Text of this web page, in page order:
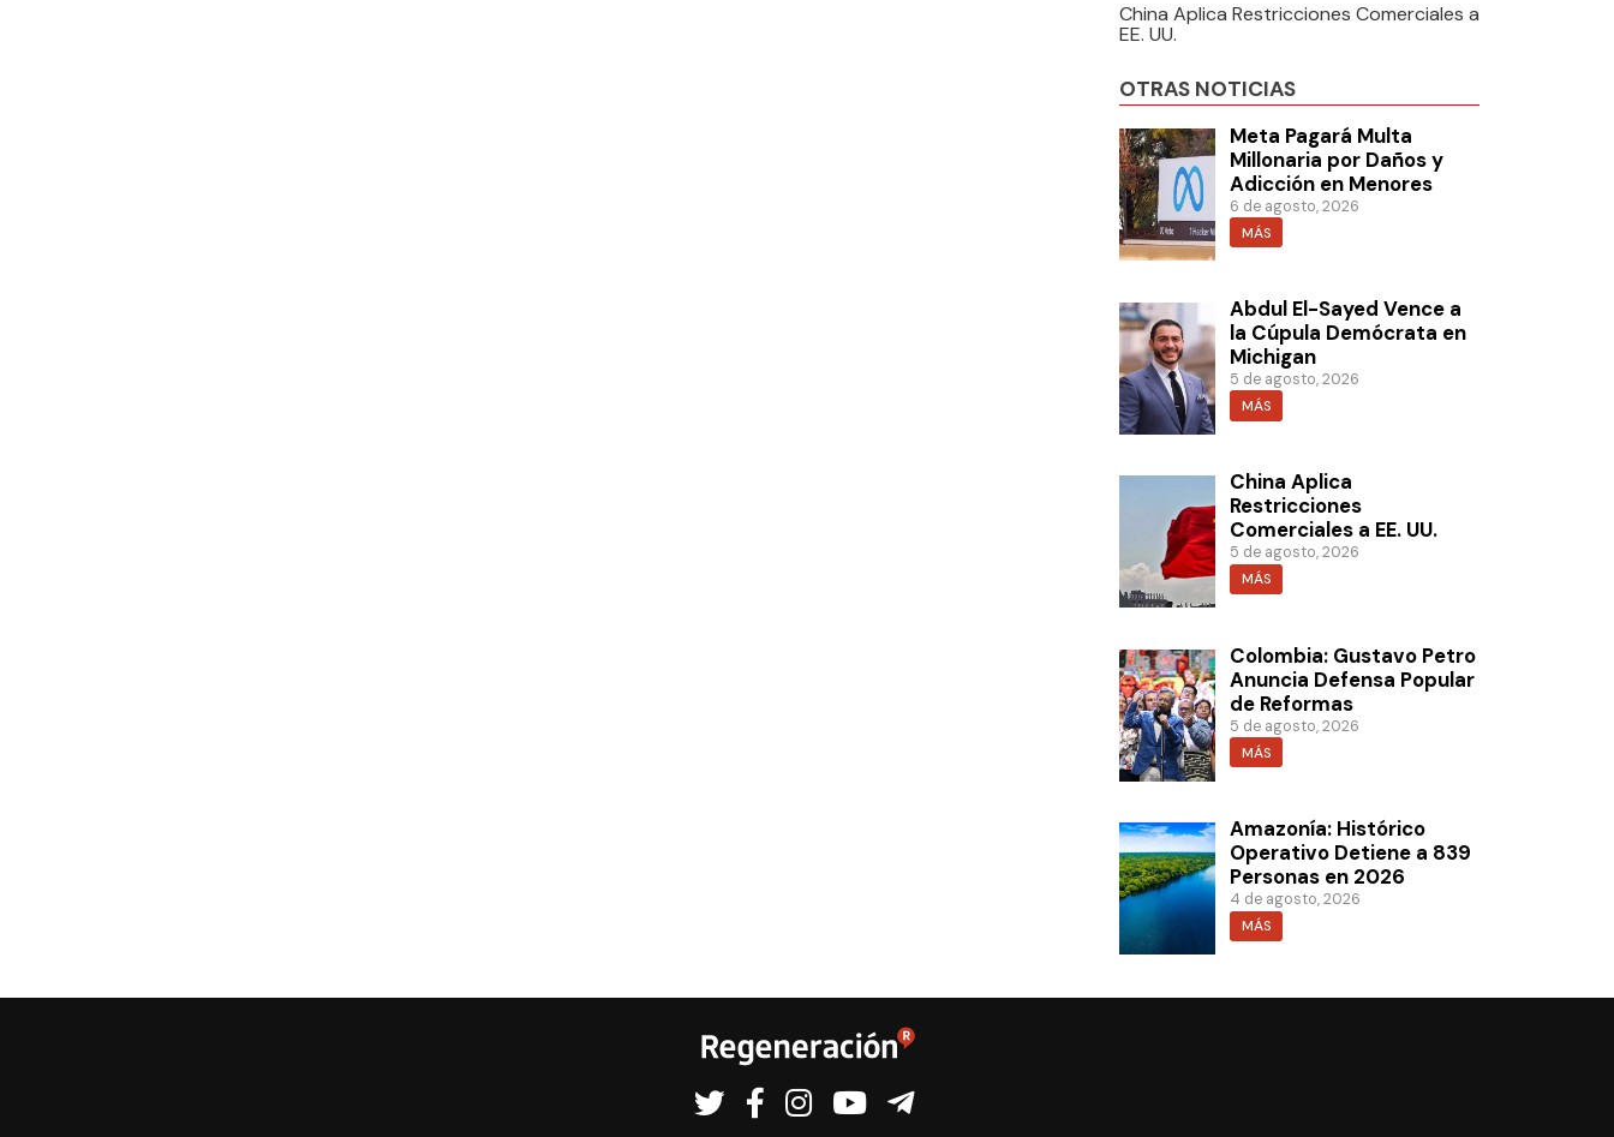
China Aplica Restricciones Comerciales a
EE. UU.
OTRAS NOTICIAS
Meta Pagará Multa
Millonaria por Daños y
Adicción en Menores
6 de agosto, 2026
MÁS
Abdul El-Sayed Vence a
la Cúpula Demócrata en
Michigan
5 de agosto, 2026
MÁS
China Aplica
Restricciones
Comerciales a EE. UU.
5 de agosto, 2026
MÁS
Colombia: Gustavo Petro
Anuncia Defensa Popular
de Reformas
5 de agosto, 2026
MÁS
Amazonía: Histórico
Operativo Detiene a 839
Personas en 2026
4 de agosto, 2026
MÁS